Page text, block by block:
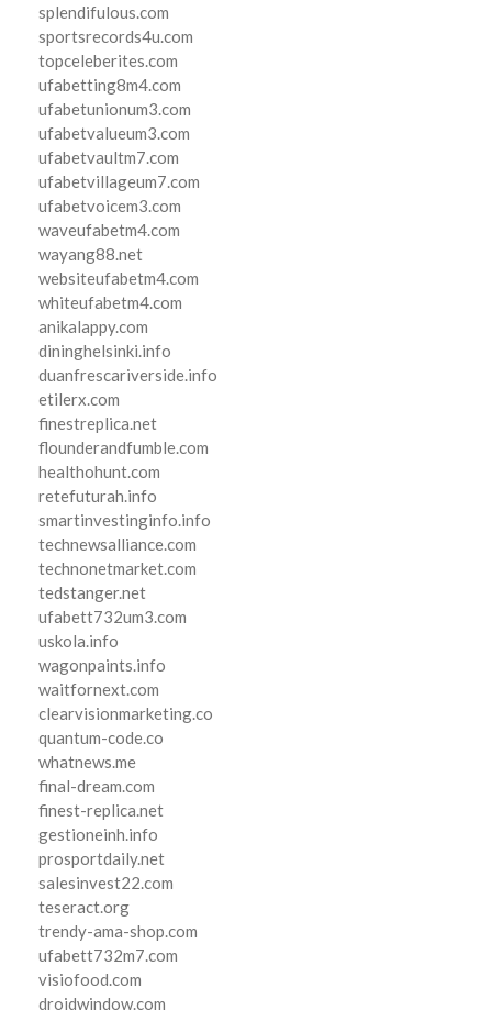
splendifulous.com
sportsrecords4u.com
topceleberites.com
ufabetting8m4.com
ufabetunionum3.com
ufabetvalueum3.com
ufabetvaultm7.com
ufabetvillageum7.com
ufabetvoicem3.com
waveufabetm4.com
wayang88.net
websiteufabetm4.com
whiteufabetm4.com
anikalappy.com
dininghelsinki.info
duanfrescariverside.info
etilerx.com
finestreplica.net
flounderandfumble.com
healthohunt.com
retefuturah.info
smartinvestinginfo.info
technewsalliance.com
technonetmarket.com
tedstanger.net
ufabett732um3.com
uskola.info
wagonpaints.info
waitfornext.com
clearvisionmarketing.co
quantum-code.co
whatnews.me
final-dream.com
finest-replica.net
gestioneinh.info
prosportdaily.net
salesinvest22.com
teseract.org
trendy-ama-shop.com
ufabett732m7.com
visiofood.com
droidwindow.com